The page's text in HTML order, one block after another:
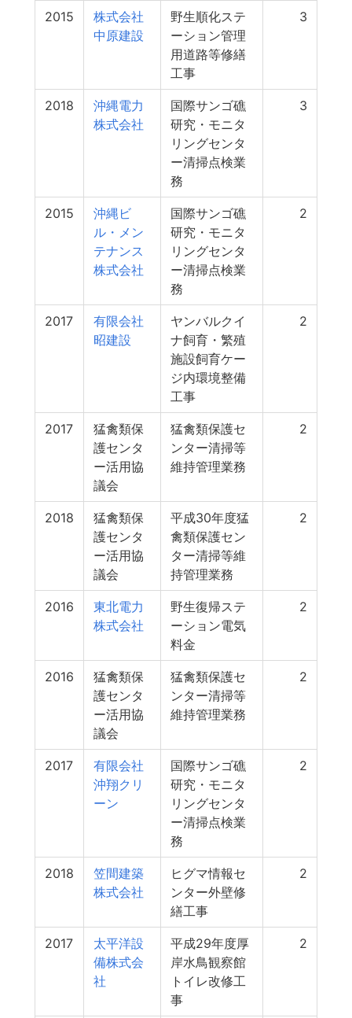
2015
株式会社
中原建設
野生順化ステ
ーション管理
用道路等修繕
工事
3
2018
沖縄電力
株式会社
国際サンゴ礁
研究・モニタ
リングセンタ
ー清掃点検業
務
3
2015
沖縄ビ
ル・メン
テナンス
株式会社
国際サンゴ礁
研究・モニタ
リングセンタ
ー清掃点検業
務
2
2017
有限会社
昭建設
ヤンバルクイ
ナ飼育・繁殖
施設飼育ケー
ジ内環境整備
工事
2
2017
猛禽類保
護センタ
ー活用協
議会
猛禽類保護セ
ンター清掃等
維持管理業務
2
2018
猛禽類保
護センタ
ー活用協
議会
平成30年度猛
禽類保護セン
ター清掃等維
持管理業務
2
2016
東北電力
株式会社
野生復帰ステ
ーション電気
料金
2
2016
猛禽類保
護センタ
ー活用協
議会
猛禽類保護セ
ンター清掃等
維持管理業務
2
2017
有限会社
沖翔クリ
ーン
国際サンゴ礁
研究・モニタ
リングセンタ
ー清掃点検業
務
2
2018
笠間建築
株式会社
ヒグマ情報セ
ンター外壁修
繕工事
2
2017
太平洋設
備株式会
社
平成29年度厚
岸水鳥観察館
トイレ改修工
事
2